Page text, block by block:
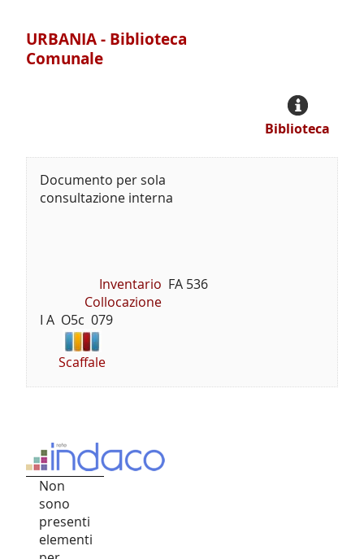
URBANIA - Biblioteca
Comunale
Biblioteca
Documento per sola
consultazione interna
Inventario FA 536
Collocazione
I A  O5c  079
Scaffale
Non
sono
presenti
elementi